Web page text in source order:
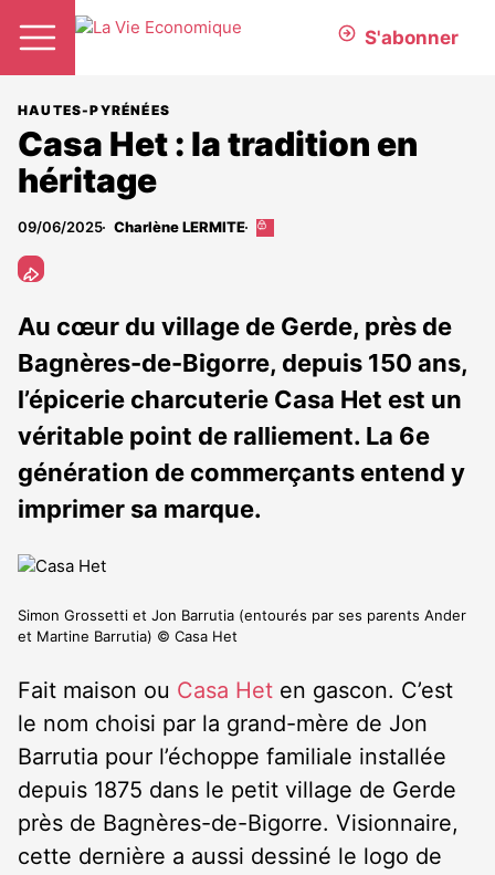
S'abonner
HAUTES-PYRÉNÉES
Casa Het : la tradition en
héritage
09/06/2025 Charlène LERMITE
Cet
abonnés
Au cœur du village de Gerde, près de
Bagnères-de-Bigorre, depuis 150 ans,
l’épicerie charcuterie Casa Het est un
véritable point de ralliement. La 6e
génération de commerçants entend y
imprimer sa marque.
Simon Grossetti et Jon Barrutia (entourés par ses parents Ander
et Martine Barrutia) © Casa Het
Fait maison ou Casa Het en gascon. C’est
le nom choisi par la grand-mère de Jon
Barrutia pour l’échoppe familiale installée
depuis 1875 dans le petit village de Gerde
près de Bagnères-de-Bigorre. Visionnaire,
cette dernière a aussi dessiné le logo de